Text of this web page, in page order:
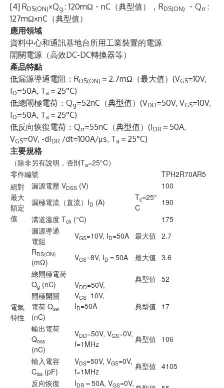
[4] RDS(ON)×Qg : 120mΩ・nC（典型值），RDS(ON) ・Qrr:
127mΩ×nC（典型值）
應用領域
資料中心和通訊基地台所用工業裝置的電源
開關電源（高效DC-DC轉換器等）
產品特點
低漏源導通電阻：RDS(ON) ＝2.7mΩ（最大值）(VGS=10V,
I D=50A, Ta ＝25°C)
低總閘極電荷：Qg=52nC（典型值）(VDD=50V, VGS=10V,
I D=50A, Ta ＝25°C)
低反向恢復電荷：Qrr=55nC（典型值）(I DR ＝50A,
VGS=0V, -dI DR /dt=100A/μs, Ta ＝25°C)
主要規格
（除非另有說明，否則Ta=25°C）
零件編號
TPH2R70AR5
絕對
最大
額定
值
漏源電壓 VDSS (V)
100
漏極電流（直流）ID (A) Tc=25°
C
190
溝道溫度 Tch (°C) 175
電氣
特性
漏源導通
電阻
RDS(ON)
(mΩ)
VGS=10V, ID=50A 最大值 2.7
VGS=8V, ID ＝50A 最大值 3.6
總閘極電荷
Qg (nC) VDD=50V,
VGS=10V,
ID=50A
典型值 52
閘極開關
電荷 Qsw
(nC)
典型值 17
輸出電荷
Qoss
(nC)
VDD=50V, VGS=0V,
f=1MHz
典型值 106
輸入電容
Ciss (pF)
VDS=50V, VGS=0V,
f=1MHz
典型值 4105
反向恢復
IDR ＝50A, VGS=0V,